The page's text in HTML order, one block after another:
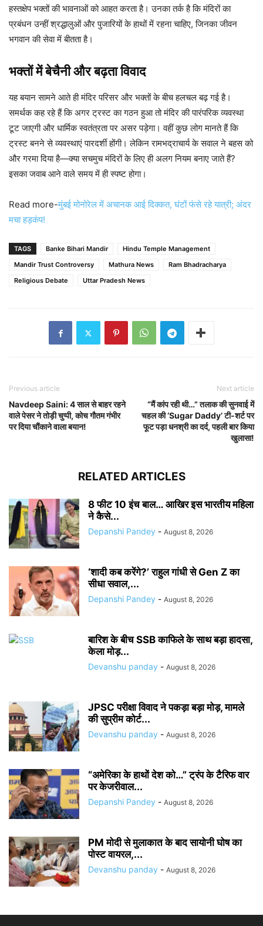
हस्तक्षेप भक्तों की भावनाओं को आहत करता है। उनका तर्क है कि मंदिरों का
प्रबंधन उन्हीं श्रद्धालुओं और पुजारियों के हाथों में रहना चाहिए, जिनका जीवन
भगवान की सेवा में बीतता है।
भक्तों में बेचैनी और बढ़ता विवाद
यह बयान सामने आते ही मंदिर परिसर और भक्तों के बीच हलचल बढ़ गई है।
समर्थक कह रहे हैं कि अगर ट्रस्ट का गठन हुआ तो मंदिर की पारंपरिक व्यवस्था
टूट जाएगी और धार्मिक स्वतंत्रता पर असर पड़ेगा। वहीं कुछ लोग मानते हैं कि
ट्रस्ट बनने से व्यवस्थाएं पारदर्शी होंगी। लेकिन रामभद्राचार्य के सवाल ने बहस को
और गरमा दिया है—क्या सचमुच मंदिरों के लिए ही अलग नियम बनाए जाते हैं?
इसका जवाब आने वाले समय में ही स्पष्ट होगा।
Read more-मुंबई मोनोरेल में अचानक आई दिक्कत, घंटों फंसे रहे यात्री; अंदर
मचा हड़कंप!
TAGS Banke Bihari Mandir
Hindu Temple Management
Mandir Trust Controversy
Mathura News
Ram Bhadracharya
Religious Debate
Uttar Pradesh News
Previous article
Navdeep Saini: 4 साल से बाहर रहने
वाले पेसर ने तोड़ी चुप्पी, कोच गौतम गंभीर
पर दिया चौंकाने वाला बयान!
Next article
“मैं कांप रही थी…” तलाक की सुनवाई में
चहल की ‘Sugar Daddy’ टी-शर्ट पर
फूट पड़ा धनश्री का दर्द, पहली बार किया
खुलासा!
RELATED ARTICLES
8 फीट 10 इंच बाल… आखिर इस भारतीय महिला
ने कैसे...
Depanshi Pandey - August 8, 2026
‘शादी कब करेंगे?’ राहुल गांधी से Gen Z का
सीधा सवाल,...
Depanshi Pandey - August 8, 2026
बारिश के बीच SSB काफिले के साथ बड़ा हादसा,
केला मोड़...
Devanshu panday - August 8, 2026
JPSC परीक्षा विवाद ने पकड़ा बड़ा मोड़, मामले
की सुप्रीम कोर्ट...
Devanshu panday - August 8, 2026
“अमेरिका के हाथों देश को…” ट्रंप के टैरिफ वार
पर केजरीवाल...
Depanshi Pandey - August 8, 2026
PM मोदी से मुलाकात के बाद सायोनी घोष का
पोस्ट वायरल,...
Devanshu panday - August 8, 2026